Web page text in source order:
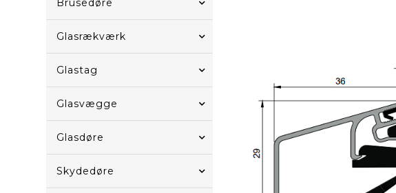
Brusedøre
Glasrækværk
Glastag
Glasvægge
Glasdøre
Skydedøre